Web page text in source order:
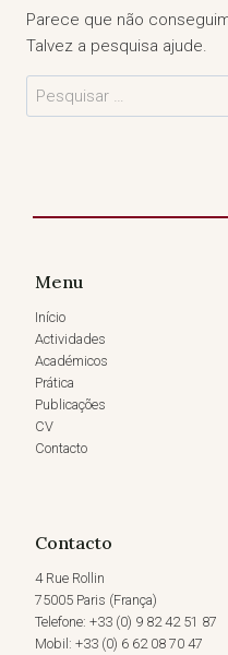
Parece que não
Talvez a pesquisa ajude.
Pesquisar
por:
Menu
Início
Actividades
Académicos
Prática
Publicações
CV
Contacto
Contacto
4 Rue Rollin
75005 Paris (França)
Telefone: +33 (0) 9 82 42 51 87
Mobil: +33 (0) 6 62 08 70 47